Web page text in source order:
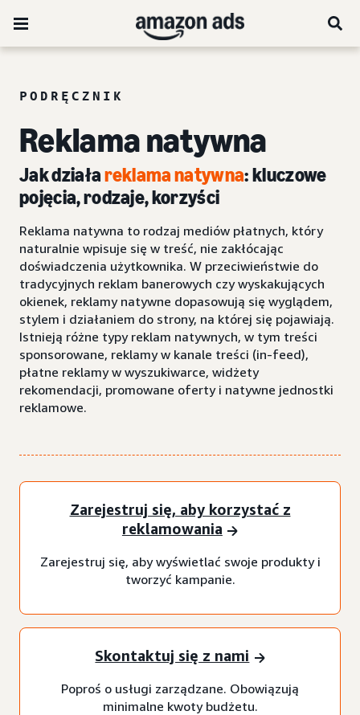
PODRĘCZNIK
Reklama natywna
Jak działareklama natywna: kluczowe
pojęcia, rodzaje, korzyści
Reklama natywna to rodzaj mediów płatnych, który
naturalnie wpisuje się w treść, nie zakłócając
doświadczenia użytkownika. W przeciwieństwie do
tradycyjnych reklam banerowych czy wyskakujących
okienek, reklamy natywne dopasowują się wyglądem,
stylem i działaniem do strony, na której się pojawiają.
Istnieją różne typy reklam natywnych, w tym treści
sponsorowane, reklamy w kanale treści (in-feed),
płatne reklamy w wyszukiwarce, widżety
rekomendacji, promowane oferty i natywne jednostki
reklamowe.
Zarejestruj się, aby korzystać z
reklamowania
Zarejestruj się, aby wyświetlać swoje produkty i
tworzyć kampanie.
Skontaktuj się z nami
Poproś o usługi zarządzane. Obowiązują
minimalne kwoty budżetu.